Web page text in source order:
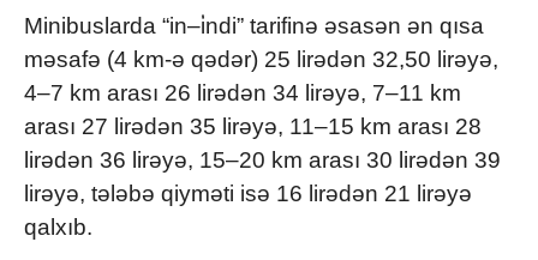
Minibuslarda “in–i̇ndi” tarifinə əsasən ən qısa
məsafə (4 km-ə qədər) 25 lirədən 32,50 lirəyə,
4–7 km arası 26 lirədən 34 lirəyə, 7–11 km
arası 27 lirədən 35 lirəyə, 11–15 km arası 28
lirədən 36 lirəyə, 15–20 km arası 30 lirədən 39
lirəyə, tələbə qiyməti isə 16 lirədən 21 lirəyə
qalxıb.